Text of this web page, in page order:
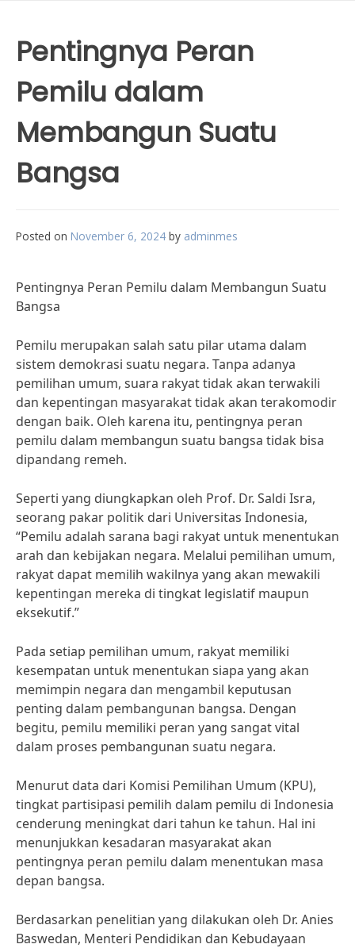
Pentingnya Peran
Pemilu dalam
Membangun Suatu
Bangsa
Posted on November 6, 2024 by adminmes
Pentingnya Peran Pemilu dalam Membangun Suatu
Bangsa
Pemilu merupakan salah satu pilar utama dalam
sistem demokrasi suatu negara. Tanpa adanya
pemilihan umum, suara rakyat tidak akan terwakili
dan kepentingan masyarakat tidak akan terakomodir
dengan baik. Oleh karena itu, pentingnya peran
pemilu dalam membangun suatu bangsa tidak bisa
dipandang remeh.
Seperti yang diungkapkan oleh Prof. Dr. Saldi Isra,
seorang pakar politik dari Universitas Indonesia,
“Pemilu adalah sarana bagi rakyat untuk menentukan
arah dan kebijakan negara. Melalui pemilihan umum,
rakyat dapat memilih wakilnya yang akan mewakili
kepentingan mereka di tingkat legislatif maupun
eksekutif.”
Pada setiap pemilihan umum, rakyat memiliki
kesempatan untuk menentukan siapa yang akan
memimpin negara dan mengambil keputusan
penting dalam pembangunan bangsa. Dengan
begitu, pemilu memiliki peran yang sangat vital
dalam proses pembangunan suatu negara.
Menurut data dari Komisi Pemilihan Umum (KPU),
tingkat partisipasi pemilih dalam pemilu di Indonesia
cenderung meningkat dari tahun ke tahun. Hal ini
menunjukkan kesadaran masyarakat akan
pentingnya peran pemilu dalam menentukan masa
depan bangsa.
Berdasarkan penelitian yang dilakukan oleh Dr. Anies
Baswedan, Menteri Pendidikan dan Kebudayaan